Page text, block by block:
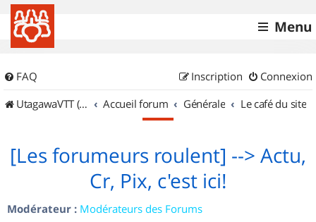
Menu
FAQ Connexion
Inscription
UtagawaVTT (Randos VTT et VTTAE avec traces GPS)
Accueil forum Générale Le café du site
[Les forumeurs roulent] --> Actu,
Cr, Pix, c'est ici!
Modérateur : Modérateurs des Forums